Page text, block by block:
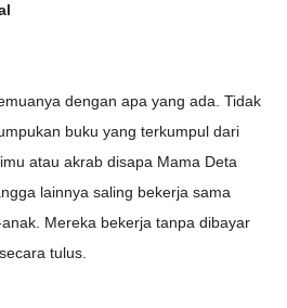
dengan apa yang ada. Tidak
buku yang terkumpul dari
atau akrab disapa Mama Deta
lainnya saling bekerja sama
Mereka bekerja tanpa dibayar
tulus.